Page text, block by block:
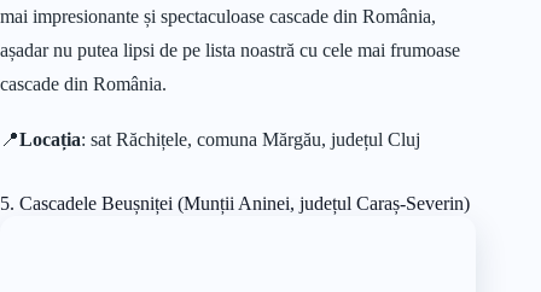
mai impresionante și spectaculoase cascade din România,
așadar nu putea lipsi de pe lista noastră cu cele mai frumoase
cascade din România.
📍Locația: sat Răchițele, comuna Mărgău, județul Cluj
5. Cascadele Beușniței (Munții Aninei, județul Caraș-Severin)